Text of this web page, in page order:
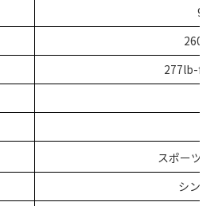
94
260hp
277lb-ft /
スポーツリ
シンメ